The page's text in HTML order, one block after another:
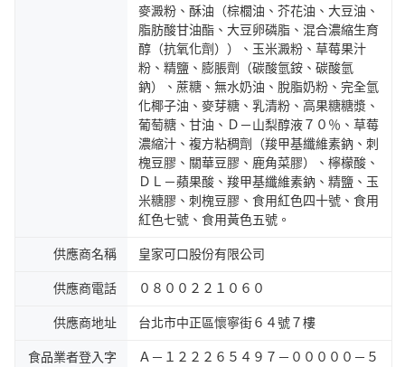
麥澱粉、酥油（棕櫚油、芥花油、大豆油、
脂肪酸甘油酯、大豆卵磷脂、混合濃縮生育
醇（抗氧化劑））、玉米澱粉、草莓果汁
粉、精鹽、膨脹劑（碳酸氫銨、碳酸氫
鈉）、蔗糖、無水奶油、脫脂奶粉、完全氫
化椰子油、麥芽糖、乳清粉、高果糖糖漿、
葡萄糖、甘油、Ｄ－山梨醇液７０％、草莓
濃縮汁、複方粘稠劑（羧甲基纖維素鈉、刺
槐豆膠、關華豆膠、鹿角菜膠）、檸檬酸、
ＤＬ－蘋果酸、羧甲基纖維素鈉、精鹽、玉
米糖膠、刺槐豆膠、食用紅色四十號、食用
紅色七號、食用黃色五號。
供應商名稱 皇家可口股份有限公司
供應商電話 ０８００２２１０６０
供應商地址 台北市中正區懷寧街６４號７樓
食品業者登入字
Ａ－１２２２６５４９７－０００００－５